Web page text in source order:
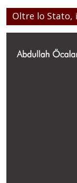
Oltre lo Stato,